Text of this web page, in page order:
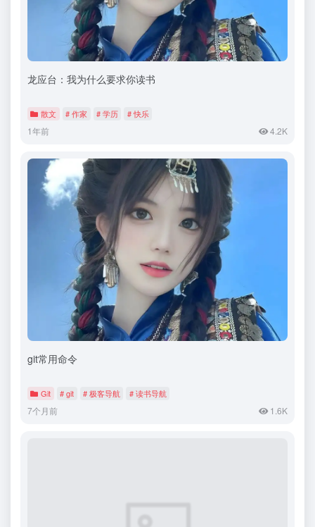
龙应台：我为什么要求你读书
散文 # 作家 # 学历 # 快乐
1年前 4.2K
git常用命令
Git # git # 极客导航 # 读书导航
7个月前 1.6K